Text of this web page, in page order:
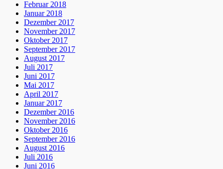
Februar 2018
Januar 2018
Dezember 2017
November 2017
Oktober 2017
September 2017
August 2017
Juli 2017
Juni 2017
Mai 2017
April 2017
Januar 2017
Dezember 2016
November 2016
Oktober 2016
September 2016
August 2016
Juli 2016
Juni 2016